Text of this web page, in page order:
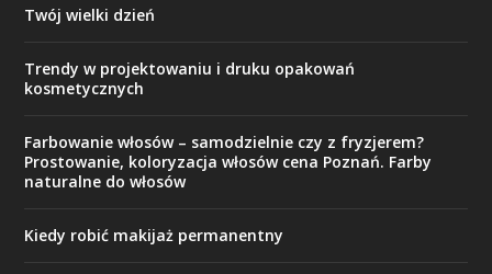
Twój wielki dzień
Trendy w projektowaniu i druku opakowań
kosmetycznych
Farbowanie włosów – samodzielnie czy z fryzjerem?
Prostowanie, koloryzacja włosów cena Poznań. Farby
naturalne do włosów
Kiedy robić makijaż permanentny